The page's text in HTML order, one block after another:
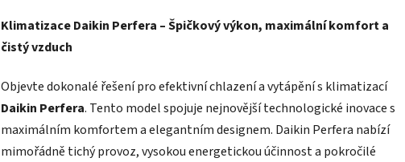
Klimatizace Daikin Perfera – Špičkový výkon, maximální komfort a
čistý vzduch
Objevte dokonalé řešení pro efektivní chlazení a vytápění s klimatizací
Daikin Perfera. Tento model spojuje nejnovější technologické inovace s
maximálním komfortem a elegantním designem. Daikin Perfera nabízí
mimořádně tichý provoz, vysokou energetickou účinnost a pokročilé